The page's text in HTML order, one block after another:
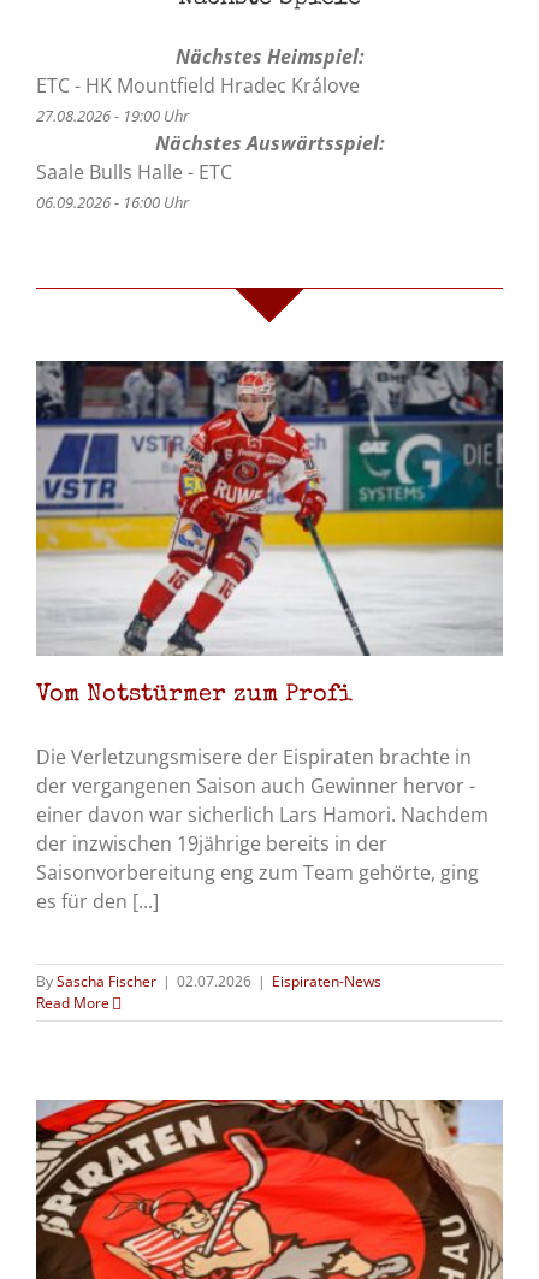
Nächstes Heimspiel:
ETC - HK Mountfield Hradec Králove
27.08.2026 - 19:00 Uhr
Nächstes Auswärtsspiel:
Saale Bulls Halle - ETC
06.09.2026 - 16:00 Uhr
Vom Notstürmer zum Profi
Die Verletzungsmisere der Eispiraten brachte in
der vergangenen Saison auch Gewinner hervor -
einer davon war sicherlich Lars Hamori. Nachdem
der inzwischen 19jährige bereits in der
Saisonvorbereitung eng zum Team gehörte, ging
es für den [...]
BySascha Fischer | 02.07.2026 | Eispiraten-News
Read More